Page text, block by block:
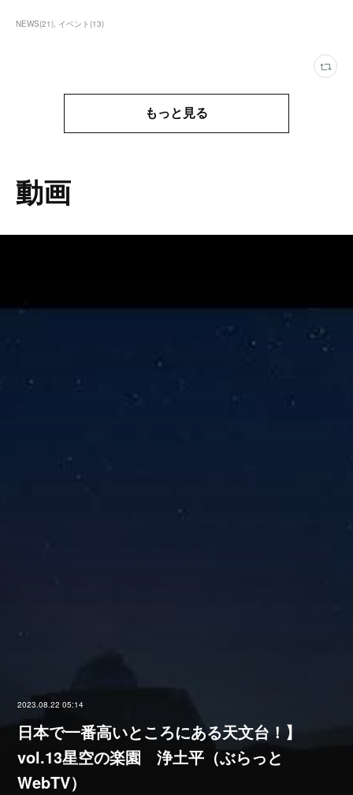
NEWS(21) イベント(13)
もっと見る
動画
2023.08.22 05:14
日本で一番高いところにある天文台！】
vol.13星空の楽園 浄土平（ぶらっと
WebTV）